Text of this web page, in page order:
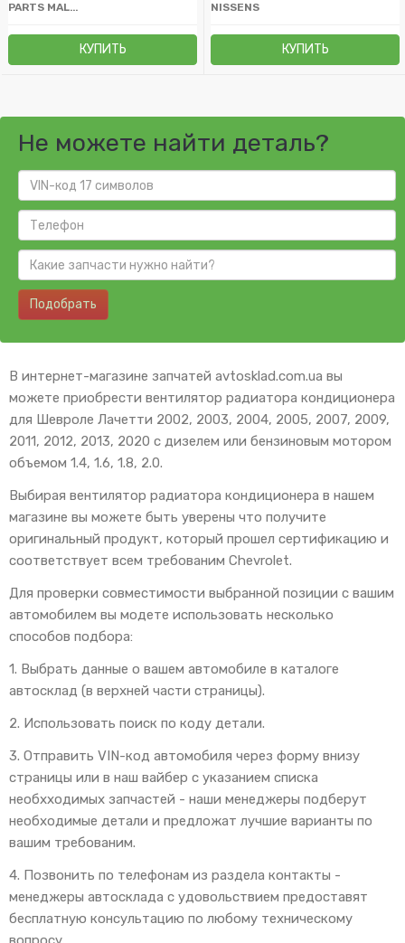
PARTS MALL (PMC)
КУПИТЬ
NISSENS
КУПИТЬ
Не можете найти деталь?
Подобрать
В интернет-магазине запчатей avtosklad.com.ua вы
можете приобрести вентилятор радиатора кондиционера
для Шевроле Лачетти 2002, 2003, 2004, 2005, 2007, 2009,
2011, 2012, 2013, 2020 с дизелем или бензиновым мотором
объемом 1.4, 1.6, 1.8, 2.0.
Выбирая вентилятор радиатора кондиционера в нашем
магазине вы можете быть уверены что получите
оригинальный продукт, который прошел сертификацию и
соответствует всем требованим Chevrolet.
Для проверки совместимости выбранной позиции с вашим
автомобилем вы модете использовать несколько
способов подбора:
1. Выбрать данные о вашем автомобиле в каталоге
автосклад (в верхней части страницы).
2. Использовать поиск по коду детали.
3. Отправить VIN-код автомобиля через форму внизу
страницы или в наш вайбер с указанием списка
необхходимых запчастей - наши менеджеры подберут
необходимые детали и предложат лучшие варианты по
вашим требованим.
4. Позвонить по телефонам из раздела контакты -
менеджеры автосклада с удовольствием предоставят
бесплатную консультацию по любому техническому